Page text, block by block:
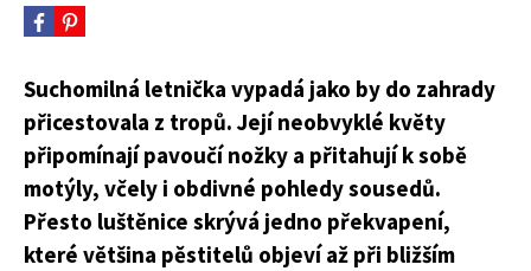
Suchomilná letnička vypadá jako by do zahrady
přicestovala z tropů. Její neobvyklé květy
připomínají pavoučí nožky a přitahují k sobě
motýly, včely i obdivné pohledy sousedů.
Přesto luštěnice skrývá jedno překvapení,
které většina pěstitelů objeví až při bližším